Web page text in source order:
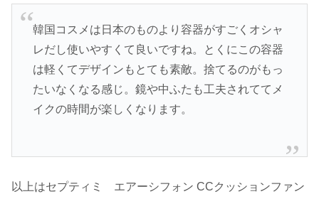
韓国コスメは日本のものより容器がすごくオシャ
レだし使いやすくて良いですね。とくにこの容器
は軽くてデザインもとても素敵。捨てるのがもっ
たいなくなる感じ。鏡や中ふたも工夫されててメ
イクの時間が楽しくなります。
以上はセプティミ エアーシフォン CCクッションファン